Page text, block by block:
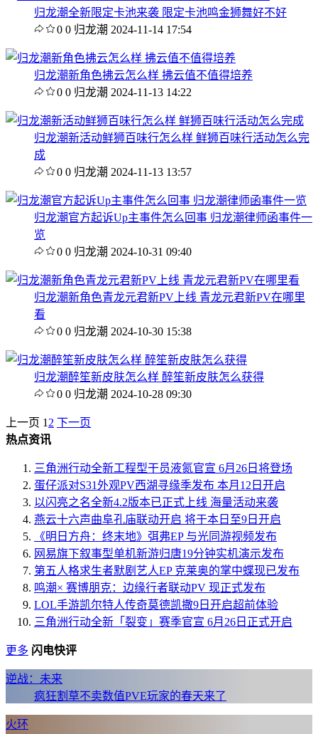
归龙潮全新限定卡池来袭 限定卡池鸣金狮舞好不好
0 0 归龙潮 2024-11-14 17:54
归龙潮新角色拂云怎么样 拂云值不值得培养
0 0 归龙潮 2024-11-13 14:22
归龙潮新活动鲜狮百味行怎么样 鲜狮百味行活动怎么完
成
0 0 归龙潮 2024-11-13 13:57
归龙潮官方起诉Up主事件怎么回事 归龙潮律师函事件一
览
0 0 归龙潮 2024-10-31 09:40
归龙潮新角色青龙元君新PV上线 青龙元君新PV在哪里
看
0 0 归龙潮 2024-10-30 15:38
归龙潮醉笙新皮肤怎么样 醉笙新皮肤怎么获得
0 0 归龙潮 2024-10-28 09:30
上一页 1 2 下一页
热点资讯
三角洲行动全新工程型干员液氮官宣 6月26日将登场
蛋仔派对S31外观PV西湖寻缘季发布 本月12日开启
以闪亮之名全新4.2版本已正式上线 海量活动来袭
燕云十六声曲阜孔庙联动开启 将于本日至9日开启
《明日方舟：终末地》弭弗EP 与光同游视频发布
网易旗下叙事型单机新游归唐19分钟实机演示发布
第五人格求生者默剧艺人EP 克莱奥的掌中蝶现已发布
鸣潮× 赛博朋克：边缘行者联动PV 现正式发布
LOL手游凯尔特人传奇莫德凯撒9日开启超前体验
三角洲行动全新「裂变」赛季官宣 6月26日正式开启
更多 闪电快评
逆战：未来
疯狂割草不卖数值PVE玩家的春天来了
火环